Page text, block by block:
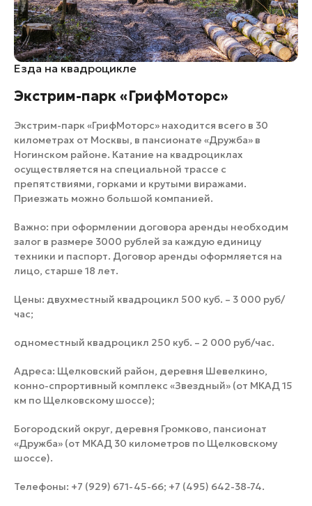
Езда на квадроцикле
Экстрим-парк «ГрифМоторс»
Экстрим-парк «ГрифМоторс» находится всего в 30
километрах от Москвы, в пансионате «Дружба» в
Ногинском районе. Катание на квадроциклах
осуществляется на специальной трассе с
препятствиями, горками и крутыми виражами.
Приезжать можно большой компанией.
Важно: при оформлении договора аренды необходим
залог в размере 3000 рублей за каждую единицу
техники и паспорт. Договор аренды оформляется на
лицо, старше 18 лет.
Цены: двухместный квадроцикл 500 куб. – 3 000 руб/
час;
одноместный квадроцикл 250 куб. – 2 000 руб/час.
Адреса: Щелковский район, деревня Шевелкино,
конно-спрортивный комплекс «Звездный» (от МКАД 15
км по Щелковскому шоссе);
Богородский округ, деревня Громково, пансионат
«Дружба» (от МКАД 30 километров по Щелковскому
шоссе).
Телефоны: +7 (929) 671-45-66; +7 (495) 642-38-74.